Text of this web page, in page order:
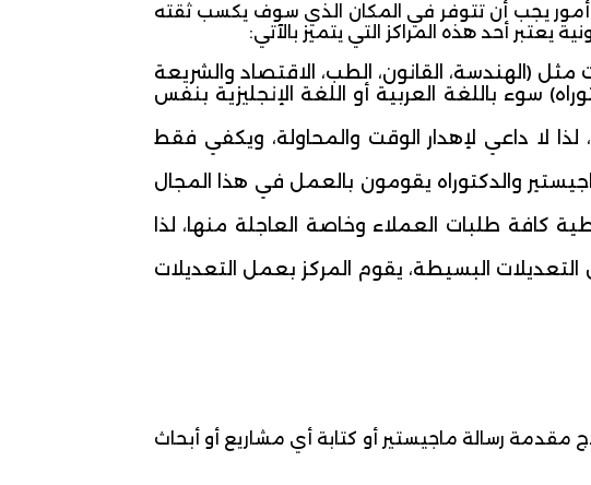
يجب أن تتوفر في المكان الذي سوف يكسب ثقته
يعتبر أحد هذه المراكز التي يتميز بالآتي:
(الهندسة، القانون، الطب، الاقتصاد والشريعة
سوء باللغة العربية أو اللغة الإنجليزية بنفس
لذا لا داعي لإهدار الوقت والمحاولة، ويكفي فقط
والدكتوراه يقومون بالعمل في هذا المجال
طلبات العملاء وخاصة العاجلة منها، لذا
البسيطة، يقوم المركز بعمل التعديلات
مقدمة رسالة ماجيستير أو كتابة أي مشاريع أو أبحاث